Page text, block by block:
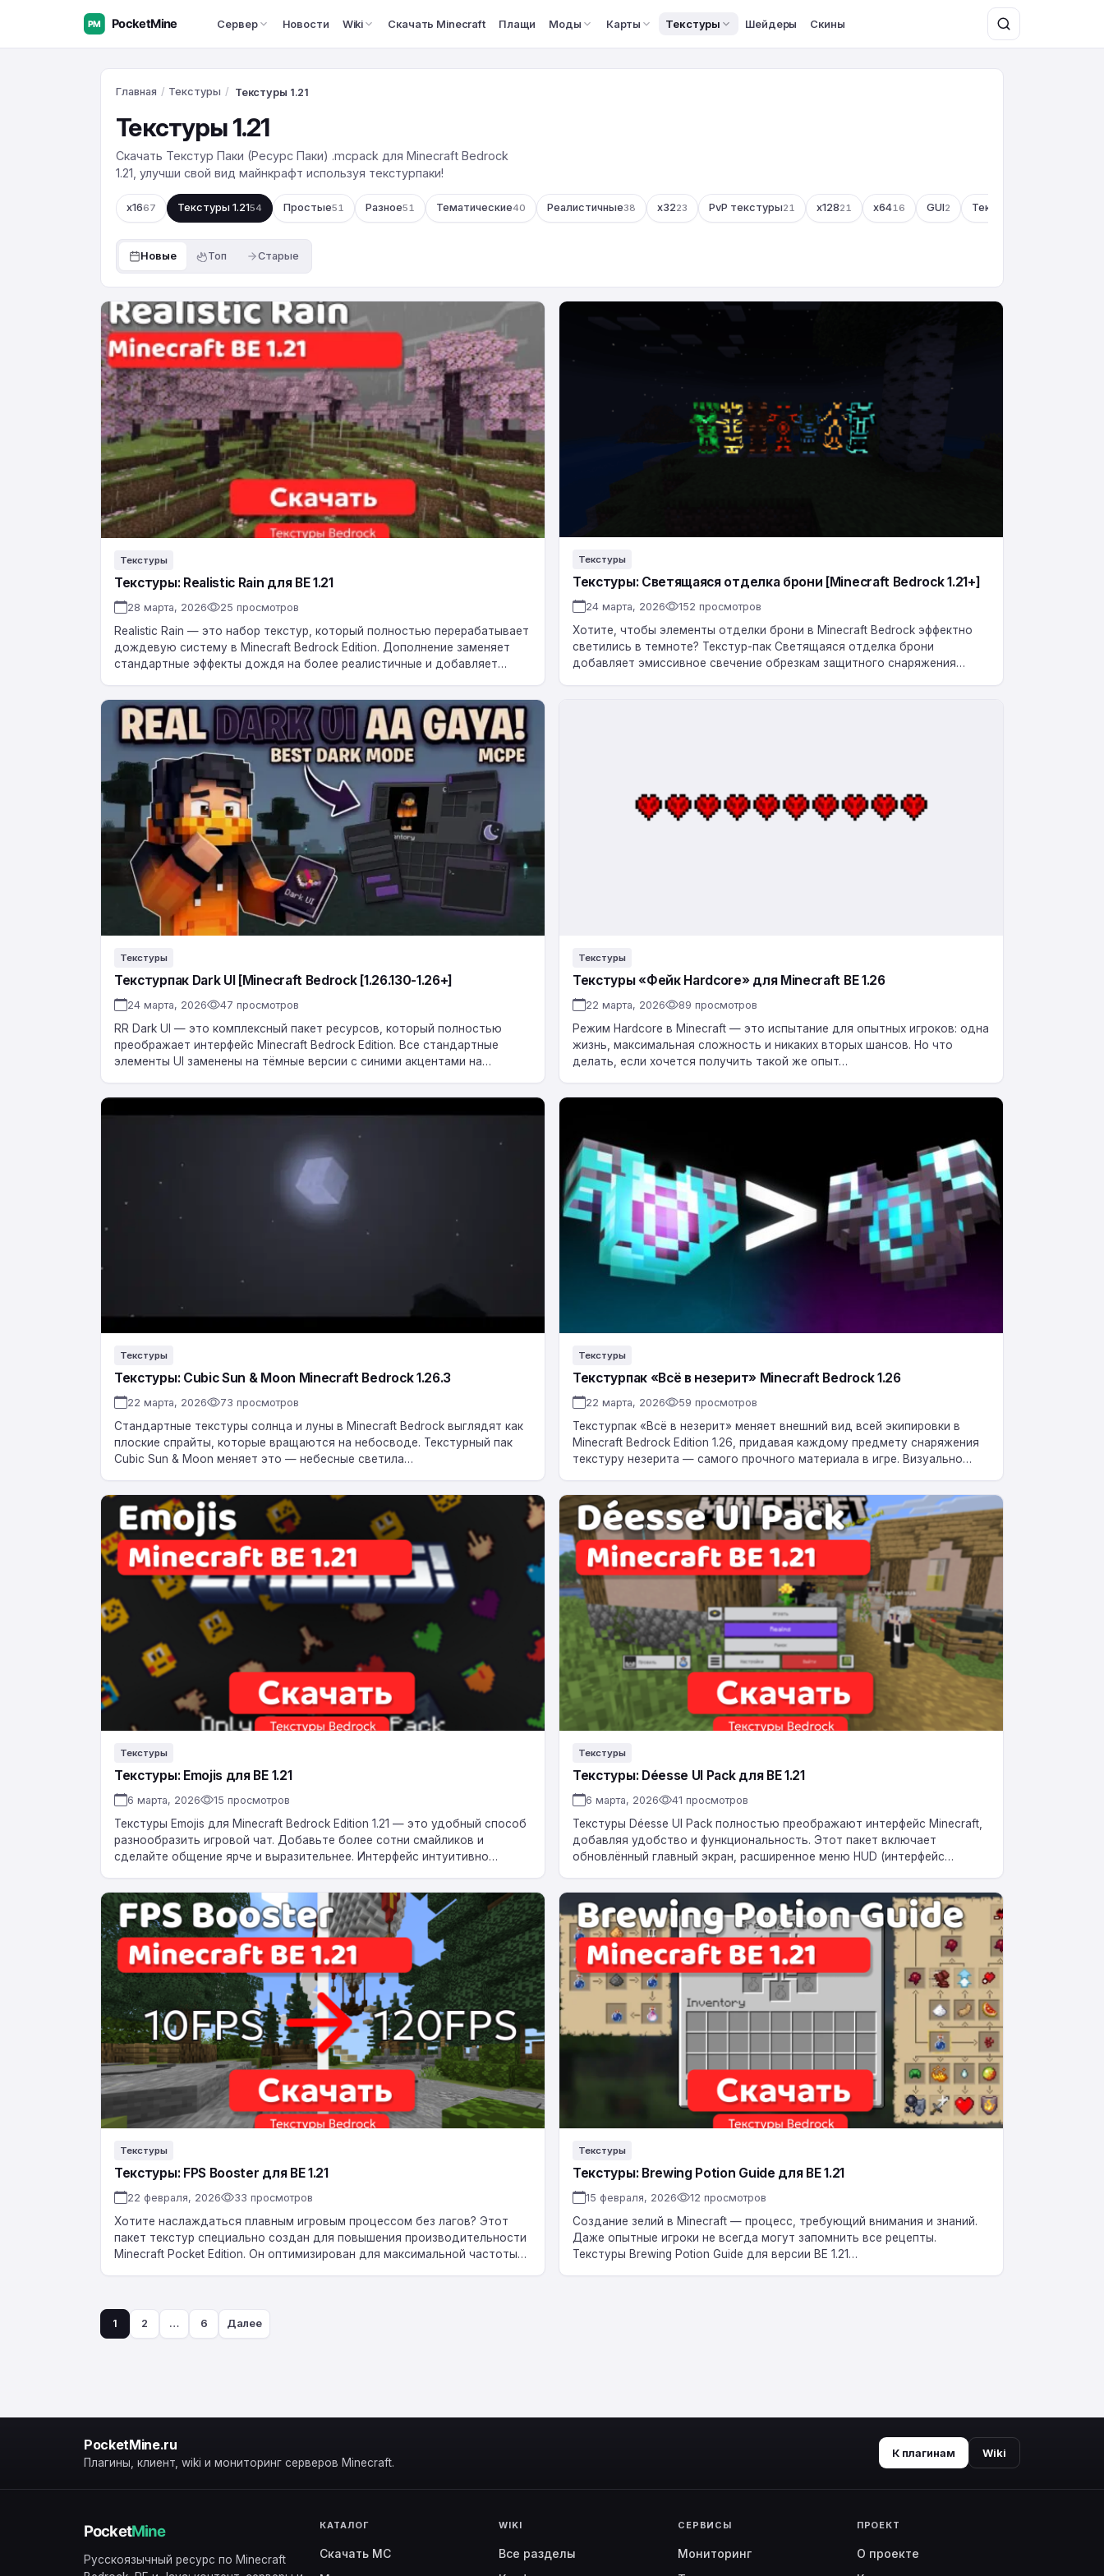
Сервер Новости Wiki Скачать Minecraft Плащи Моды Карты Текстуры Шейдеры Скины
Главная / Текстуры / Текстуры 1.21
Текстуры 1.21
Скачать Текстур Паки (Ресурс Паки) .mcpack для Minecraft Bedrock
1.21, улучши свой вид майнкрафт используя текстурпаки!
x1667 Текстуры 1.2154 Простые51 Разное51 Тематические40 Реалистичные38 x3223 PvP текстуры21 x12821 x6416 GUI2 Текстуры 1.20
Новые Топ Старые
Текстуры:
Realistic
Rain
для
BE
1.21
Текстуры
Текстуры: Realistic Rain для BE 1.21
28 марта, 2026 25 просмотров
Realistic Rain — это набор текстур, который полностью перерабатывает
дождевую систему в Minecraft Bedrock Edition. Дополнение заменяет
стандартные эффекты дождя на более реалистичные и добавляет
Текстуры:
Текстуры
Текстуры: Светящаяся отделка брони [Minecraft Bedrock 1.21+]
24 марта, 2026 152 просмотров
Хотите, чтобы элементы отделки брони в Minecraft Bedrock эффектно
светились в темноте? Текстур-пак Светящаяся отделка брони
добавляет эмиссивное свечение обрезкам защитного снаряжения
Текстурпак
[Minecraft
Bedrock
[1.26.130-
1.26+]
Текстуры
Текстурпак Dark UI [Minecraft Bedrock [1.26.130-1.26+]
24 марта, 2026 47 просмотров
RR Dark UI — это комплексный пакет ресурсов, который полностью
преображает интерфейс Minecraft Bedrock Edition. Все стандартные
элементы UI заменены на тёмные версии с синими акцентами на…
Текстуры
Текстуры «Фейк Hardcore» для Minecraft BE 1.26
22 марта, 2026 89 просмотров
Режим Hardcore в Minecraft — это испытание для опытных игроков: одна
жизнь, максимальная сложность и никаких вторых шансов. Но что
делать, если хочется получить такой же опыт…
Текстуры:
Minecraft
Bedrock
Текстуры
Текстуры: Cubic Sun & Moon Minecraft Bedrock 1.26.3
22 марта, 2026 73 просмотров
Стандартные текстуры солнца и луны в Minecraft Bedrock выглядят как
плоские спрайты, которые вращаются на небосводе. Текстурный пак
Cubic Sun & Moon меняет это — небесные светила…
Текстурпак
незерит»
Minecraft
Bedrock
1.26
Текстуры
Текстурпак «Всё в незерит» Minecraft Bedrock 1.26
22 марта, 2026 59 просмотров
Текстурпак «Всё в незерит» меняет внешний вид всей экипировки в
Minecraft Bedrock Edition 1.26, придавая каждому предмету снаряжения
текстуру незерита — самого прочного материала в игре. Визуально…
Текстуры:
Emojis
для
BE
Текстуры
Текстуры: Emojis для BE 1.21
6 марта, 2026 15 просмотров
Текстуры Emojis для Minecraft Bedrock Edition 1.21 — это удобный способ
разнообразить игровой чат. Добавьте более сотни смайликов и
сделайте общение ярче и выразительнее. Интерфейс интуитивно
Текстуры:
Déesse
UI
Pack
для
BE
1.21
Текстуры
Текстуры: Déesse UI Pack для BE 1.21
6 марта, 2026 41 просмотров
Текстуры Déesse UI Pack полностью преображают интерфейс Minecraft,
добавляя удобство и функциональность. Этот пакет включает
обновлённый главный экран, расширенное меню HUD (интерфейс
Текстуры:
FPS
Booster
для
BE
1.21
Текстуры
Текстуры: FPS Booster для BE 1.21
22 февраля, 2026 33 просмотров
Хотите наслаждаться плавным игровым процессом без лагов? Этот
пакет текстур специально создан для повышения производительности
Minecraft Pocket Edition. Он оптимизирован для максимальной частоты
Текстуры:
Brewing
Potion
Guide
для
BE
Текстуры
Текстуры: Brewing Potion Guide для BE 1.21
15 февраля, 2026 12 просмотров
Создание зелий в Minecraft — процесс, требующий внимания и знаний.
Даже опытные игроки не всегда могут запомнить все рецепты.
Текстуры Brewing Potion Guide для версии BE 1.21…
Пагинация
1 2 … 6 Далее
PocketMine.ru
Плагины, клиент, wiki и мониторинг серверов Minecraft.
К плагинам Wiki
Русскоязычный ресурс по Minecraft
КАТАЛОГ
Скачать MC
WIKI
Все разделы
СЕРВИСЫ
Мониторинг
ПРОЕКТ
О проекте